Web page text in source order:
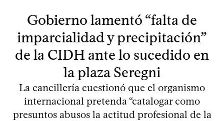
Gobierno lamentó “falta de
imparcialidad y precipitación”
de la CIDH ante lo sucedido en
la plaza Seregni
La cancillería cuestionó que el organismo
internacional pretenda “catalogar como
presuntos abusos la actitud profesional de la